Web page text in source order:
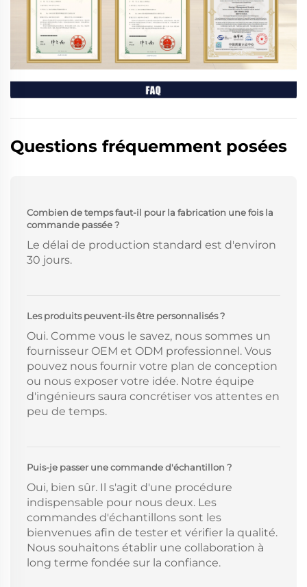
Questions fréquemment posées
Combien de temps faut-il pour la fabrication une fois la
commande passée ?
Le délai de production standard est d'environ
30 jours.
Les produits peuvent-ils être personnalisés ?
Oui. Comme vous le savez, nous sommes un
fournisseur OEM et ODM professionnel. Vous
pouvez nous fournir votre plan de conception
ou nous exposer votre idée. Notre équipe
d'ingénieurs saura concrétiser vos attentes en
peu de temps.
Puis-je passer une commande d'échantillon ?
Oui, bien sûr. Il s'agit d'une procédure
indispensable pour nous deux. Les
commandes d'échantillons sont les
bienvenues afin de tester et vérifier la qualité.
Nous souhaitons établir une collaboration à
long terme fondée sur la confiance.